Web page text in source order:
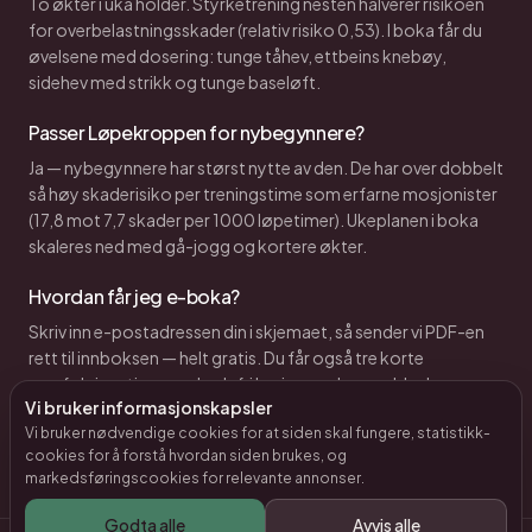
Vi bruker informasjonskapsler
Vi bruker nødvendige cookies for at siden skal fungere, statistikk-
cookies for å forstå hvordan siden brukes, og
markedsføringscookies for relevante annonser.
Godta alle Avvis alle
for overbelastningsskader (relativ risiko 0,53). I boka får du
øvelsene med dosering: tunge tåhev, ettbeins knebøy,
sidehev med strikk og tunge baseløft.
Passer Løpekroppen for nybegynnere?
Ja — nybegynnere har størst nytte av den. De har over dobbelt
så høy skaderisiko per treningstime som erfarne mosjonister
(17,8 mot 7,7 skader per 1000 løpetimer). Ukeplanen i boka
skaleres ned med gå-jogg og kortere økter.
Hvordan får jeg e-boka?
Skriv inn e-postadressen din i skjemaet, så sender vi PDF-en
rett til innboksen — helt gratis. Du får også tre korte
oppfølgingstips om skadefri løping, og kan melde deg av
med ett klikk.